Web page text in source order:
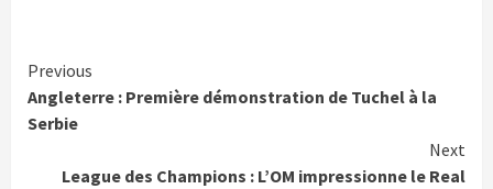
Continue
Reading
Previous
Angleterre : Première démonstration de Tuchel à la
Serbie
Next
League des Champions : L’OM impressionne le Real